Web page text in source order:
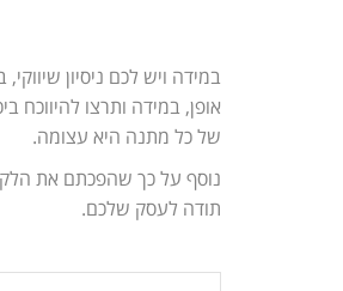
במידה ויש לכם ניסיון
אופן, במידה ותרצו
של כל מתנה היא עצומה.
נוסף על כך שהפכתם את
תודה לעסק שלכם.